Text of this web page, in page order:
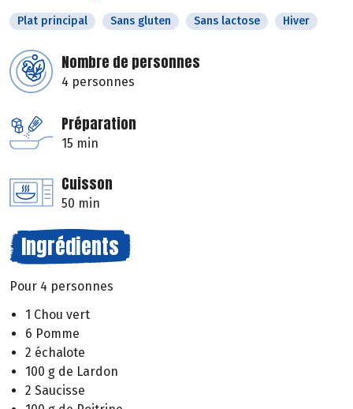
Plat principal Sans gluten Sans lactose Hiver
Nombre de personnes
4 personnes
Préparation
15 min
Cuisson
50 min
Ingrédients
Pour 4 personnes
1 Chou vert
6 Pomme
2 échalote
100 g de Lardon
2 Saucisse